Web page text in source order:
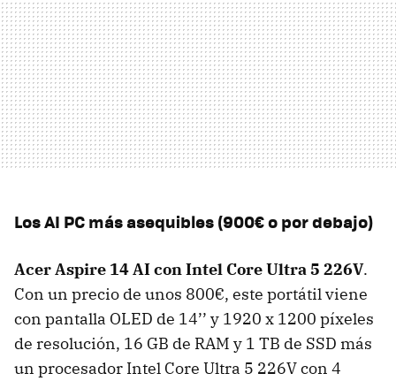
Los AI PC más asequibles (900€ o por debajo)
Acer Aspire 14 AI con Intel Core Ultra 5 226V.
Con un precio de unos 800€, este portátil viene
con pantalla OLED de 14’’ y 1920 x 1200 píxeles
de resolución, 16 GB de RAM y 1 TB de SSD más
un procesador Intel Core Ultra 5 226V con 4